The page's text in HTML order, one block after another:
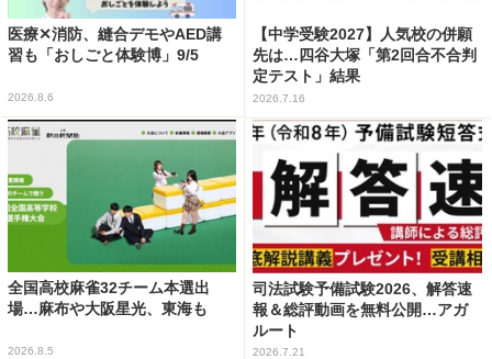
医療✕消防、縫合デモやAED講
習も「おしごと体験博」9/5
2026.8.6
【中学受験2027】人気校の併願
先は…四谷大塚「第2回合不合判
定テスト」結果
2026.7.16
全国高校麻雀32チーム本選出
場…麻布や大阪星光、東海も
2026.8.5
司法試験予備試験2026、解答速
報＆総評動画を無料公開…アガ
ルート
2026.7.21